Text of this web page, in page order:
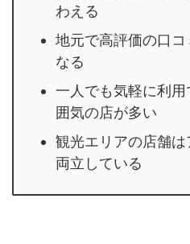
わえる
地元で高評価の口
なる
一人でも気軽に利
囲気の店が多い
観光エリアの店舗
両立している